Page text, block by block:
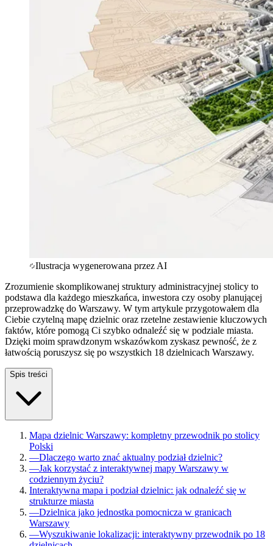
Ilustracja wygenerowana przez AI
Zrozumienie skomplikowanej struktury administracyjnej stolicy to
podstawa dla każdego mieszkańca, inwestora czy osoby planującej
przeprowadzkę do Warszawy. W tym artykule przygotowałem dla
Ciebie czytelną mapę dzielnic oraz rzetelne zestawienie kluczowych
faktów, które pomogą Ci szybko odnaleźć się w podziale miasta.
Dzięki moim sprawdzonym wskazówkom zyskasz pewność, że z
łatwością poruszysz się po wszystkich 18 dzielnicach Warszawy.
Spis treści
Mapa dzielnic Warszawy: kompletny przewodnik po stolicy
Polski
—Dlaczego warto znać aktualny podział dzielnic?
—Jak korzystać z interaktywnej mapy Warszawy w
codziennym życiu?
Interaktywna mapa i podział dzielnic: jak odnaleźć się w
strukturze miasta
—Dzielnica jako jednostka pomocnicza w granicach
Warszawy
—Wyszukiwanie lokalizacji: interaktywny przewodnik po 18